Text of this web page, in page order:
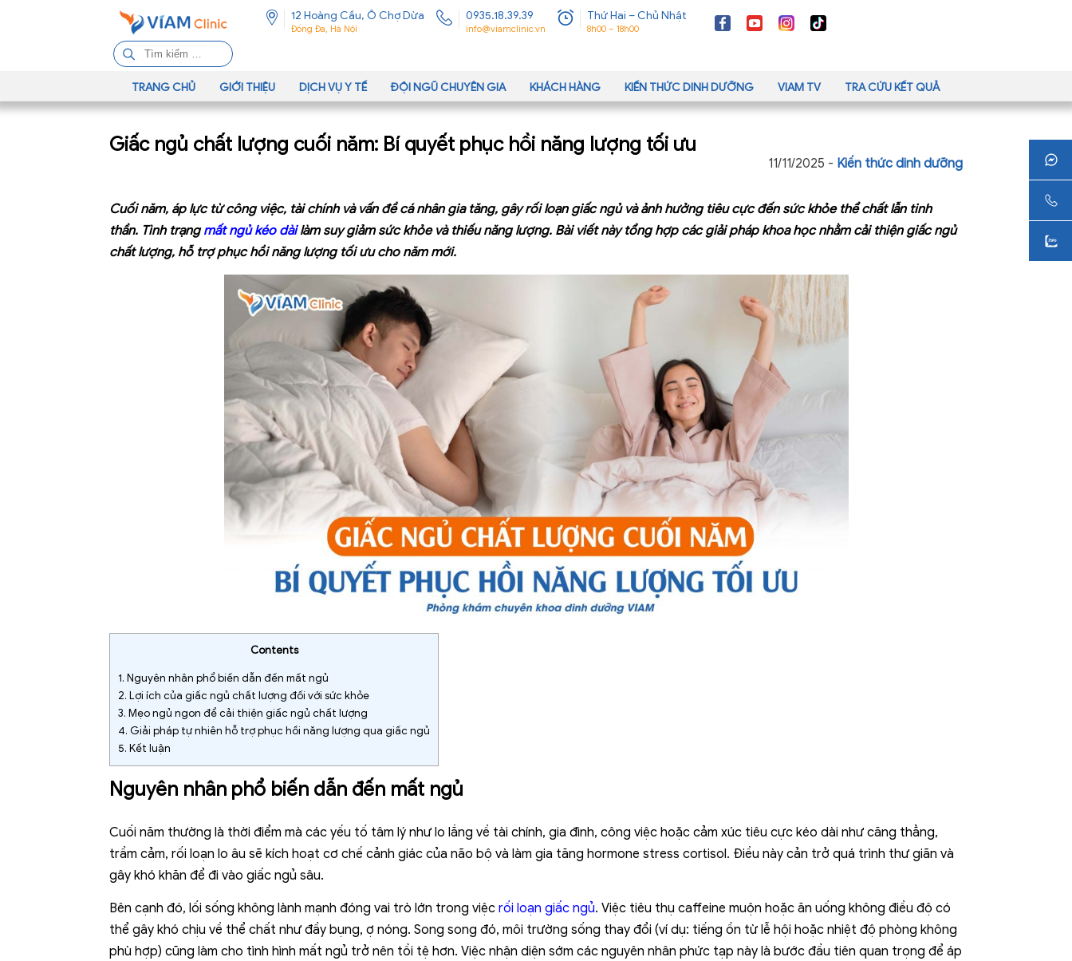
12 Hoàng Cầu, Ô Chợ Dừa
Đống Đa, Hà Nội
0935.18.39.39
info@viamclinic.vn
Thứ Hai – Chủ Nhật
8h00 – 18h00
ì
m
k
ế
o
:
TRANG CHỦ GIỚI THIỆU DỊCH VỤ Y TẾ ĐỘI NGŨ CHUYÊN GIA KHÁCH HÀNG KIẾN THỨC DINH DƯỠNG VIAM TV TRA CỨU KẾT QUẢ
Giấc ngủ chất lượng cuối năm: Bí quyết phục hồi năng lượng tối ưu
11/11/2025 - Kiến thức dinh dưỡng
Cuối năm, áp lực từ công việc, tài chính và vấn đề cá nhân gia tăng, gây rối loạn giấc ngủ và ảnh hưởng tiêu cực đến sức khỏe thể chất lẫn tinh
thần. Tình trạngmất ngủ kéo dài làm suy giảm sức khỏe và thiếu năng lượng. Bài viết này tổng hợp các giải pháp khoa học nhằm cải thiện giấc ngủ
chất lượng, hỗ trợ phục hồi năng lượng tối ưu cho năm mới.
Contents
1. Nguyên nhân phổ biến dẫn đến mất ngủ
2. Lợi ích của giấc ngủ chất lượng đối với sức khỏe
3. Mẹo ngủ ngon để cải thiện giấc ngủ chất lượng
4. Giải pháp tự nhiên hỗ trợ phục hồi năng lượng qua giấc ngủ
5. Kết luận
Nguyên nhân phổ biến dẫn đến mất ngủ
Cuối năm thường là thời điểm mà các yếu tố tâm lý như lo lắng về tài chính, gia đình, công việc hoặc cảm xúc tiêu cực kéo dài như căng thẳng,
trầm cảm, rối loạn lo âu sẽ kích hoạt cơ chế cảnh giác của não bộ và làm gia tăng hormone stress cortisol. Điều này cản trở quá trình thư giãn và
gây khó khăn để đi vào giấc ngủ sâu.
Bên cạnh đó, lối sống không lành mạnh đóng vai trò lớn trong việc rối loạn giấc ngủ. Việc tiêu thụ caffeine muộn hoặc ăn uống không điều độ có
thể gây khó chịu về thể chất như đầy bụng, ợ nóng. Song song đó, môi trường sống thay đổi (ví dụ: tiếng ồn từ lễ hội hoặc nhiệt độ phòng không
phù hợp) cũng làm cho tình hình mất ngủ trở nên tồi tệ hơn. Việc nhận diện sớm các nguyên nhân phức tạp này là bước đầu tiên quan trọng để áp